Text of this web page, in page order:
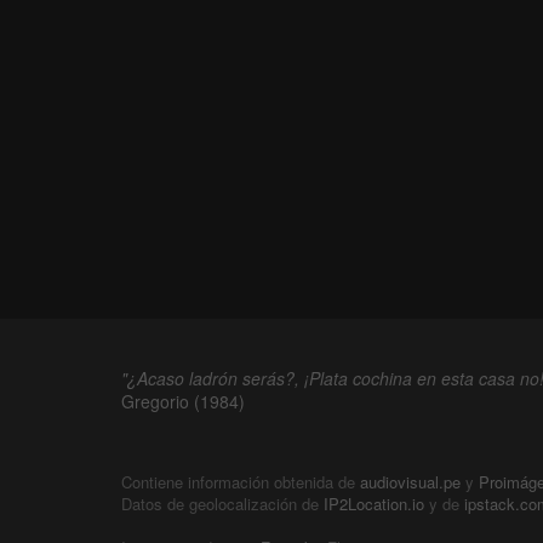
"¿Acaso ladrón serás?, ¡Plata cochina en esta casa
Gregorio (1984)
Contiene información obtenida de audiovisual.pe y
Datos de geolocalización de IP2Location.io y de